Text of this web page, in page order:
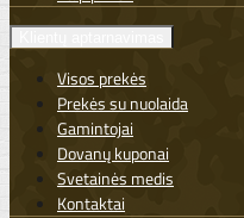
Visos prekės
Prekės su nuolaida
Gamintojai
Dovanų kuponai
Svetainės medis
Kontaktai